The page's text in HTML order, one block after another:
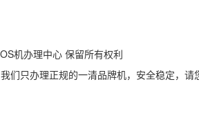
机办理中心 保留所有权利
们只办理正规的一清品牌机，安全稳定，请